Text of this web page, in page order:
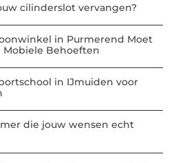
cilinderslot vervangen?
in Purmerend Moet
Mobiele Behoeften
in IJmuiden voor
die jouw wensen echt